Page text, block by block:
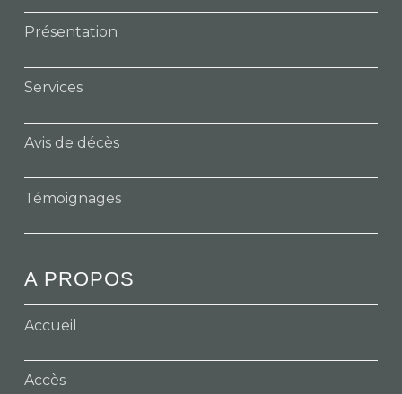
Présentation
Services
Avis de décès
Témoignages
A PROPOS
Accueil
Accès